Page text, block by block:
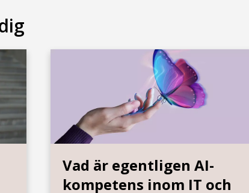
Vad är egentligen AI-
kompetens inom IT och